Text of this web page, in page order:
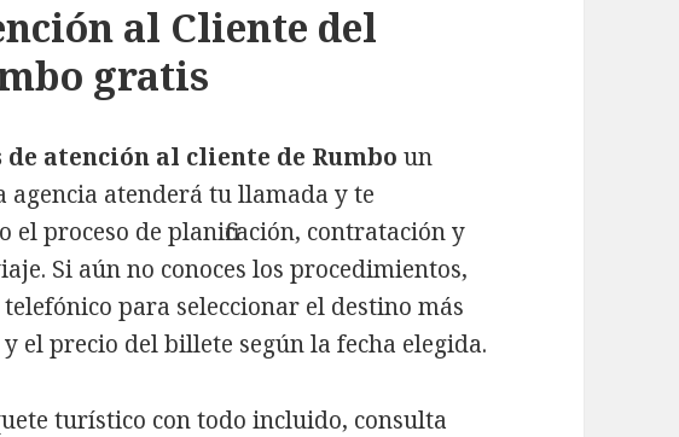
al Cliente del
gratis
atención al cliente de Rumbo un
agencia atenderá tu llamada y te
proceso de planificación, contratación y
Si aún no conoces los procedimientos,
para seleccionar el destino más
el precio del billete según la fecha elegida.
turístico con todo incluido, consulta